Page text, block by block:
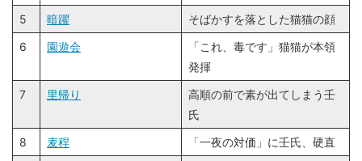
5 暗躍
そばかすを落とした猫猫の顔
6
園遊会
「これ、毒です」猫猫が本領
発揮
7
里帰り
高順の前で素が出てしまう壬
氏
8
麦稈
「一夜の対価」に壬氏、硬直